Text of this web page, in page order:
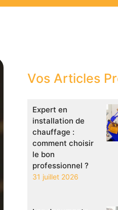
Vos Articles
Expert en
installation de
chauffage :
comment choisir
le bon
professionnel ?
31 juillet 2026